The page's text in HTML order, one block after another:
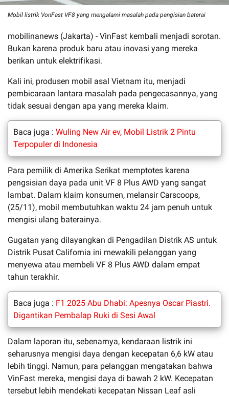
Mobil listrik VonFast VF8 yang mengalami masalah pada pengisian baterai
mobilinanews (Jakarta) - VinFast kembali menjadi sorotan.
Bukan karena produk baru atau inovasi yang mereka
berikan untuk elektrifikasi.
Kali ini, produsen mobil asal Vietnam itu, menjadi
pembicaraan lantara masalah pada pengecasannya, yang
tidak sesuai dengan apa yang mereka klaim.
Baca juga : Wuling New Air ev, Mobil Listrik 2 Pintu
Terpopuler di Indonesia
Para pemilik di Amerika Serikat memptotes karena
pengsisian daya pada unit VF 8 Plus AWD yang sangat
lambat. Dalam klaim konsumen, melansir Carscoops,
(25/11), mobil membutuhkan waktu 24 jam penuh untuk
mengisi ulang baterainya.
Gugatan yang dilayangkan di Pengadilan Distrik AS untuk
Distrik Pusat California ini mewakili pelanggan yang
menyewa atau membeli VF 8 Plus AWD dalam empat
tahun terakhir.
Baca juga : F1 2025 Abu Dhabi: Apesnya Oscar Piastri.
Digantikan Pembalap Ruki di Sesi Awal
Dalam laporan itu, sebenarnya, kendaraan listrik ini
seharusnya mengisi daya dengan kecepatan 6,6 kW atau
lebih tinggi. Namun, para pelanggan mengatakan bahwa
VinFast mereka, mengisi daya di bawah 2 kW. Kecepatan
tersebut lebih mendekati kecepatan Nissan Leaf asli